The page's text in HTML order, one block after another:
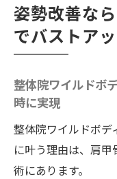
姿勢改善な
でバストア
整体院ワイルドボ
時に実現
整体院ワイルドボ
に叶う理由は、肩
術にあります。